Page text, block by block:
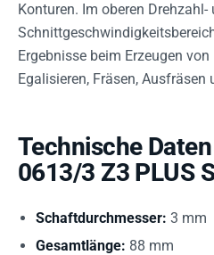
Konturen. Im oberen Drehzahl-
Ergebnisse beim Erzeugen
Egalisieren, Fräsen,
Technische
0613/3 Z3 PLUS
Schaftdurchmesser: 3 mm
Gesamtlänge: 88 mm